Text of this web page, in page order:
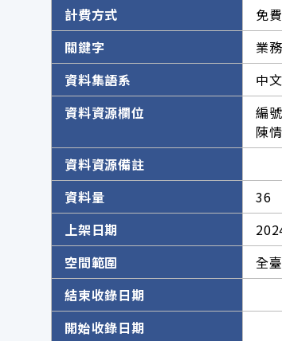
計費方式
免費
關鍵字
業
資料集語系
中文
資料資源欄位
編
陳
資料資源備註
資料量
36
上架日期
空間範圍
全
結束收錄日期
開始收錄日期